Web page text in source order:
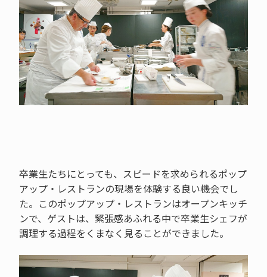
卒業生たちにとっても、スピードを求められるポップ
アップ・レストランの現場を体験する良い機会でし
た。このポップアップ・レストランはオープンキッチ
ンで、ゲストは、緊張感あふれる中で卒業生シェフが
調理する過程をくまなく見ることができました。